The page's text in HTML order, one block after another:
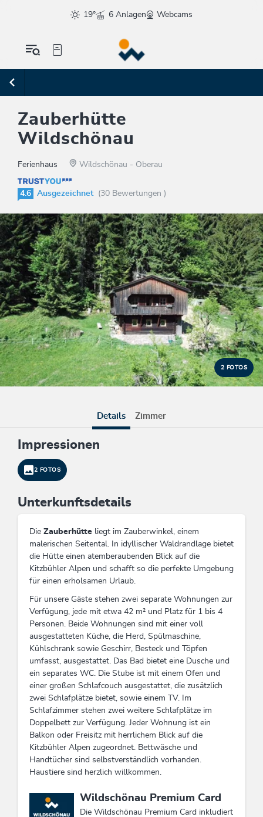
19° 6 Anlagen Webcams
Zauberhütte
Wildschönau
Ferienhaus Wildschönau - Oberau
4.6 Ausgezeichnet (30 Bewertungen )
2 FOTOS
Details Zimmer
Impressionen
2 FOTOS
Unterkunftsdetails
Die Zauberhütte liegt im Zauberwinkel, einem
malerischen Seitental. In idyllischer Waldrandlage bietet
die Hütte einen atemberaubenden Blick auf die
Kitzbühler Alpen und schafft so die perfekte Umgebung
für einen erholsamen Urlaub.
Für unsere Gäste stehen zwei separate Wohnungen zur
Verfügung, jede mit etwa 42 m² und Platz für 1 bis 4
Personen. Beide Wohnungen sind mit einer voll
ausgestatteten Küche, die Herd, Spülmaschine,
Kühlschrank sowie Geschirr, Besteck und Töpfen
umfasst, ausgestattet. Das Bad bietet eine Dusche und
ein separates WC. Die Stube ist mit einem Ofen und
einer großen Schlafcouch ausgestattet, die zusätzlich
zwei Schlafplätze bietet, sowie einem TV. Im
Schlafzimmer stehen zwei weitere Schlafplätze im
Doppelbett zur Verfügung. Jeder Wohnung ist ein
Balkon oder Freisitz mit herrlichem Blick auf die
Kitzbühler Alpen zugeordnet. Bettwäsche und
Handtücher sind selbstverständlich vorhanden.
Haustiere sind herzlich willkommen.
Diese Unterkunft ist Mitglied von
Wildschönau Premium Card
Die Wildschönau Premium Card inkludiert